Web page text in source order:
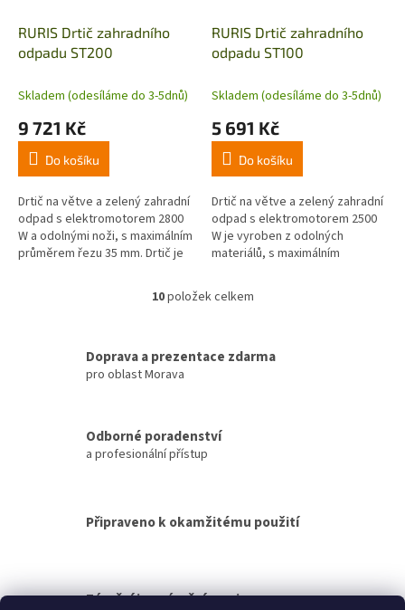
RURIS Drtič zahradního
odpadu ST200
Skladem (odesíláme do 3-5dnů)
9 721 Kč
Do košíku
Drtič na větve a zelený zahradní
odpad s elektromotorem 2800
W a odolnými noži, s maximálním
průměrem řezu 35 mm. Drtič je
přetížení, která zabraňuje...
RURIS Drtič zahradního
odpadu ST100
Skladem (odesíláme do 3-5dnů)
5 691 Kč
Do košíku
Drtič na větve a zelený zahradní
odpad s elektromotorem 2500
W je vyroben z odolných
materiálů, s maximálním
vybaven ochranou proti
přetížení,...
O
á
p
r
v
s
10položek celkem
Doprava a prezentace zdarma
pro oblast Morava
Odborné poradenství
a profesionální přístup
Připraveno k okamžitému použití
Záruční i pozáruční servis